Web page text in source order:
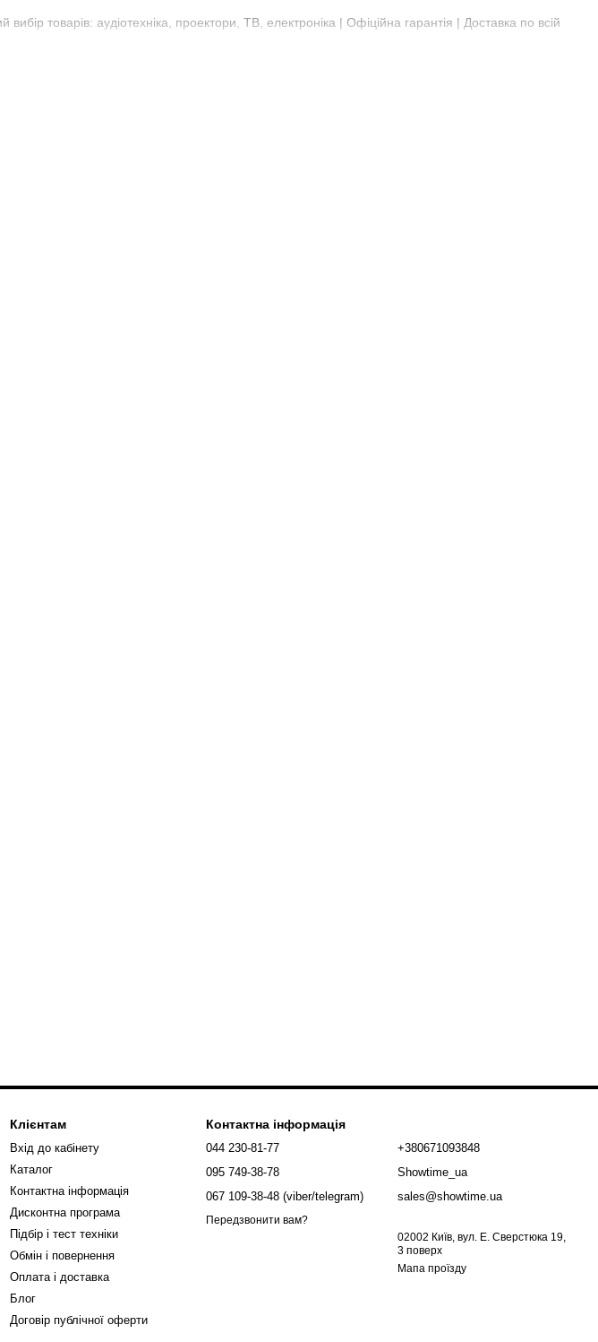
товарів: аудіотехніка, проектори, ТВ, електроніка | Офіційна гарантія | Доставка по всій
Клієнтам
Вхід до кабінету
Каталог
Контактна інформація
Дисконтна програма
Підбір і тест техніки
Обмін і повернення
Оплата і доставка
Блог
Договір публічної оферти
Контактна інформація
044 230-81-77
095 749-38-78
067 109-38-48 (viber/telegram)
Передзвонити вам?
+380671093848
Showtime_ua
sales@showtime.ua
02002 Київ, вул. Е. Сверстюка 19,
3 поверх
Мапа проїзду